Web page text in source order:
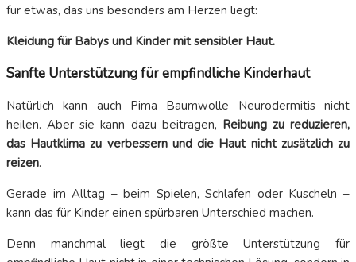
für etwas, das uns besonders am Herzen liegt:
Kleidung für Babys und Kinder mit sensibler Haut.
Sanfte Unterstützung für empfindliche Kinderhaut
Natürlich kann auch Pima Baumwolle Neurodermitis nicht
heilen. Aber sie kann dazu beitragen, Reibung zu reduzieren,
das Hautklima zu verbessern und die Haut nicht zusätzlich zu
reizen.
Gerade im Alltag – beim Spielen, Schlafen oder Kuscheln –
kann das für Kinder einen spürbaren Unterschied machen.
Denn manchmal liegt die größte Unterstützung für